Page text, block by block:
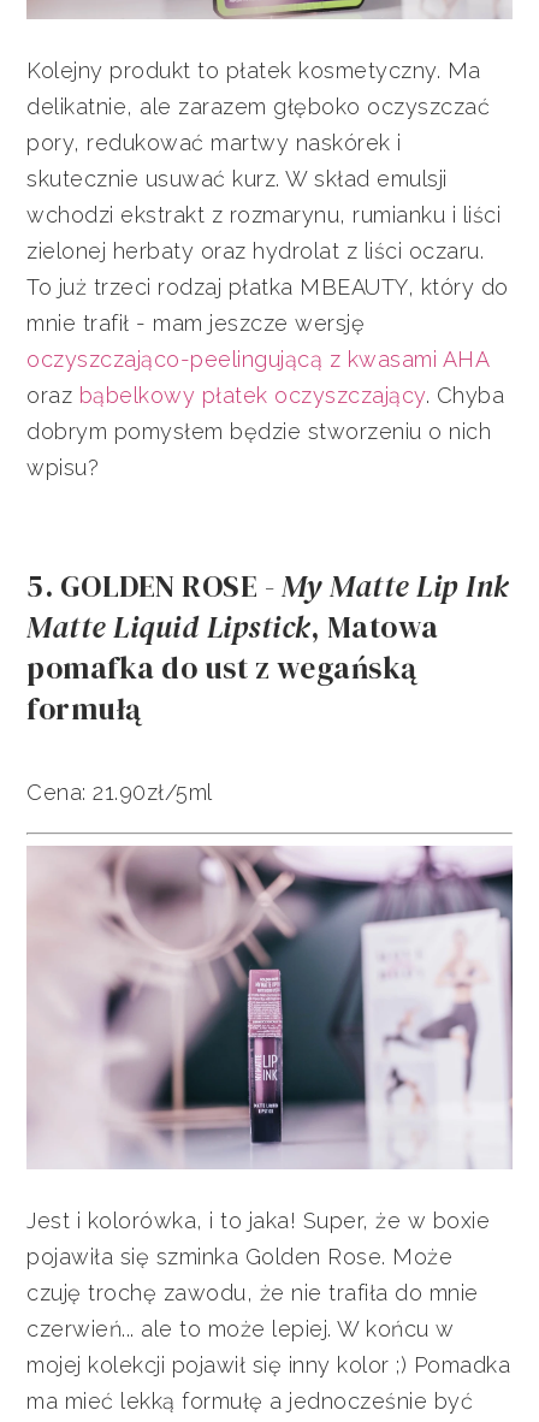
Kolejny produkt to płatek kosmetyczny. Ma
delikatnie, ale zarazem głęboko oczyszczać
pory, redukować martwy naskórek i
skutecznie usuwać kurz. W skład emulsji
wchodzi ekstrakt z rozmarynu, rumianku i liści
zielonej herbaty oraz hydrolat z liści oczaru.
To już trzeci rodzaj płatka MBEAUTY, który do
mnie trafił - mam jeszcze wersję
oczyszczająco-peelingującą z kwasami AHA
oraz bąbelkowy płatek oczyszczający. Chyba
dobrym pomysłem będzie stworzeniu o nich
wpisu?
5. GOLDEN ROSE -My Matte Lip Ink
Matte Liquid Lipstick, Matowa
pomafka do ust z wegańską
formułą
Cena: 21.90zł/5ml
Jest i kolorówka, i to jaka! Super, że w boxie
pojawiła się szminka Golden Rose. Może
czuję trochę zawodu, że nie trafiła do mnie
czerwień... ale to może lepiej. W końcu w
mojej kolekcji pojawił się inny kolor ;) Pomadka
ma mieć lekką formułę a jednocześnie być